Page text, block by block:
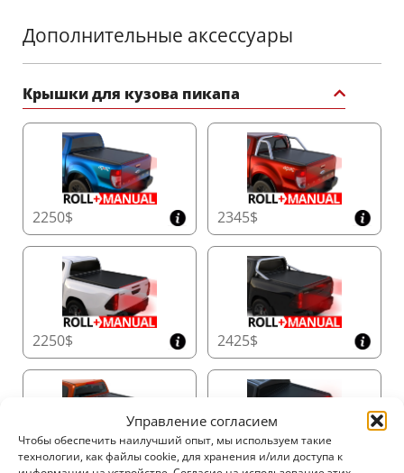
Управление согласием
Чтобы обеспечить наилучший опыт, мы используем такие
технологии, как файлы cookie, для хранения и/или доступа к
Дополнительные аксессуары
Крышки для кузова пикапа
2250$ 2345$
2250$ 2425$
2250$ 2250$